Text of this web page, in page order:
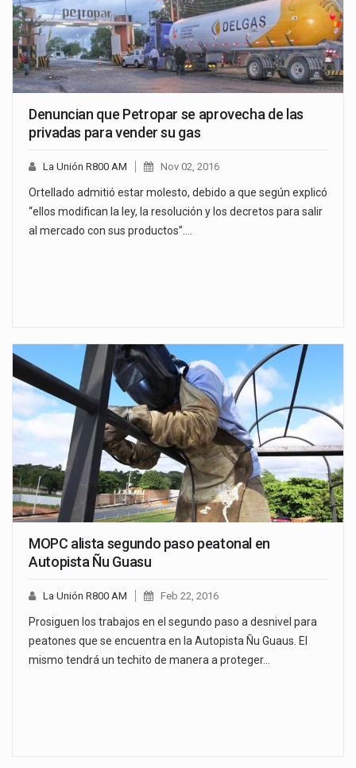
Denuncian que Petropar se aprovecha de las
privadas para vender su gas
La Unión R800 AM Nov 02, 2016
Ortellado admitió estar molesto, debido a que según explicó
“ellos modifican la ley, la resolución y los decretos para salir
al mercado con sus productos”.…
MOPC alista segundo paso peatonal en
Autopista Ñu Guasu
La Unión R800 AM Feb 22, 2016
Prosiguen los trabajos en el segundo paso a desnivel para
peatones que se encuentra en la Autopista Ñu Guaus. El
mismo tendrá un techito de manera a proteger…